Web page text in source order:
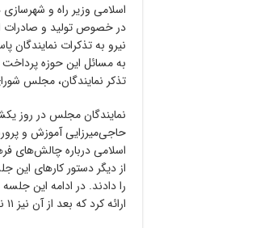
اسلامی وزیر راه و
در خصوص تولید و صادرات
نیرو به تذکرات
به مسائل این حوزه پرداخت
تذکر نمایندگان، مجلس
حاجی‌میرزایی آموزش و
اسلامی درباره‌ چالش‌های
را دادند. در ادامه این
ارائه کرد که بعد از آن نیز ۱۱ نماینده تذکرات خود را مطرح کردند.